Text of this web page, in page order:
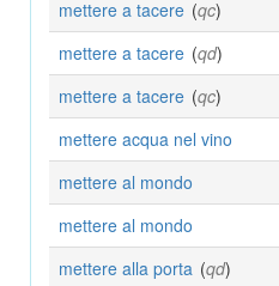
mettere a tacere (qc)
mettere a tacere (qd)
mettere a tacere (qc)
mettere acqua nel vino
mettere al mondo
mettere al mondo
mettere alla porta (qd)